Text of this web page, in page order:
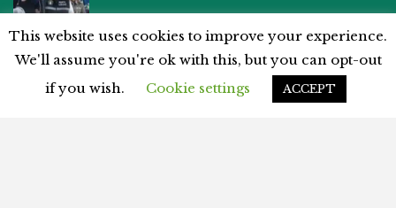
นโยบายความเป็นส่วนตัว
This website uses cookies to improve your experience.
We'll assume you're ok with this, but you can opt-out
if you wish.
Cookie settings ACCEPT